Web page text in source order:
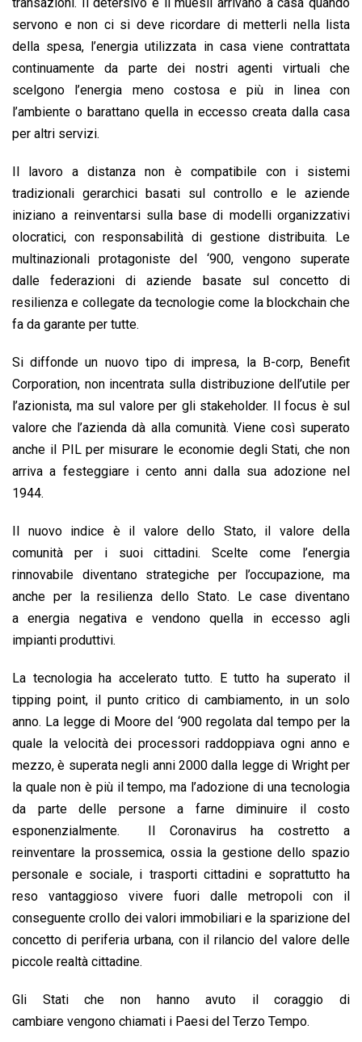
servono e non ci si deve ricordare di metterli nella lista
della spesa, l’energia utilizzata in casa viene contrattata
continuamente da parte dei nostri agenti virtuali che
scelgono l’energia meno costosa e più in linea con
l’ambiente o barattano quella in eccesso creata dalla casa
per altri servizi.
Il lavoro a distanza non è compatibile con i sistemi
tradizionali gerarchici basati sul controllo e le aziende
iniziano a reinventarsi sulla base di modelli organizzativi
olocratici, con responsabilità di gestione distribuita. Le
multinazionali protagoniste del ‘900, vengono superate
dalle federazioni di aziende basate sul concetto di
resilienza e collegate da tecnologie come la blockchain che
fa da garante per tutte.
Si diffonde un nuovo tipo di impresa, la B-corp, Benefit
Corporation, non incentrata sulla distribuzione dell’utile per
l’azionista, ma sul valore per gli stakeholder. Il focus è sul
valore che l’azienda dà alla comunità. Viene così superato
anche il PIL per misurare le economie degli Stati, che non
arriva a festeggiare i cento anni dalla sua adozione nel
1944.
Il nuovo indice è il valore dello Stato, il valore della
comunità per i suoi cittadini. Scelte come l’energia
rinnovabile diventano strategiche per l’occupazione, ma
anche per la resilienza dello Stato. Le case diventano
a energia negativa e vendono quella in eccesso agli
impianti produttivi.
La tecnologia ha accelerato tutto. E tutto ha superato il
tipping point, il punto critico di cambiamento, in un solo
anno. La legge di Moore del ‘900 regolata dal tempo per la
quale la velocità dei processori raddoppiava ogni anno e
mezzo, è superata negli anni 2000 dalla legge di Wright per
la quale non è più il tempo, ma l’adozione di una tecnologia
da parte delle persone a farne diminuire il costo
esponenzialmente. Il Coronavirus ha costretto a
reinventare la prossemica, ossia la gestione dello spazio
personale e sociale, i trasporti cittadini e soprattutto ha
reso vantaggioso vivere fuori dalle metropoli con il
conseguente crollo dei valori immobiliari e la sparizione del
concetto di periferia urbana, con il rilancio del valore delle
piccole realtà cittadine.
Gli Stati che non hanno avuto il coraggio di
cambiare vengono chiamati i Paesi del Terzo Tempo.